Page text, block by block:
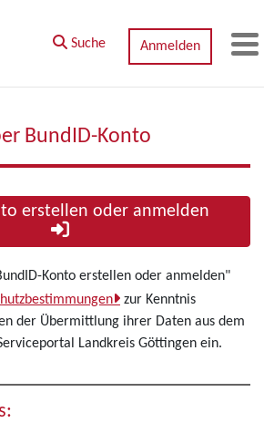
Suche
Anmelden
BundID-Konto
Konto erstellen oder anmelden"
zur Kenntnis
der Übermittlung ihrer Daten aus dem
Landkreis Göttingen ein.